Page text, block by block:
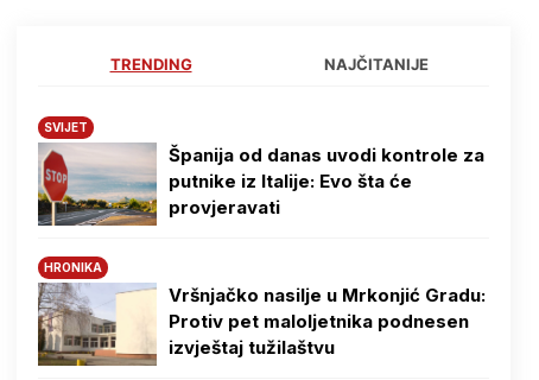
TRENDING NAJČITANIJE
SVIJET
Španija od danas uvodi kontrole za
putnike iz Italije: Evo šta će
provjeravati
HRONIKA
Vršnjačko nasilje u Mrkonjić Gradu:
Protiv pet maloljetnika podnesen
izvještaj tužilaštvu